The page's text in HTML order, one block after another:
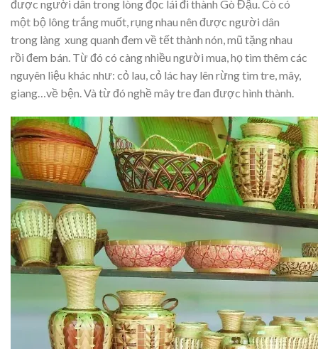
được người dân trong lòng đọc lái đi thành Gò Đậu. Cò có
một bộ lông trắng muốt, rụng nhau nên được người dân
trong làng xung quanh đem về tết thành nón, mũ tặng nhau
rồi đem bán. Từ đó có càng nhiều người mua, họ tìm thêm các
nguyên liệu khác như: cỏ lau, cỏ lác hay lên rừng tìm tre, mây,
giang…về bện. Và từ đó nghề mây tre đan được hình thành.